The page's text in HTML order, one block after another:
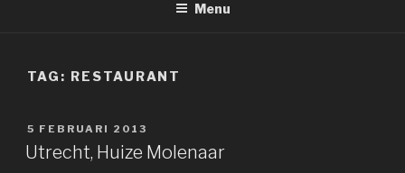
Menu
TAG: RESTAURANT
GEPLAATST
OP
5 FEBRUARI 2013
Utrecht, Huize Molenaar